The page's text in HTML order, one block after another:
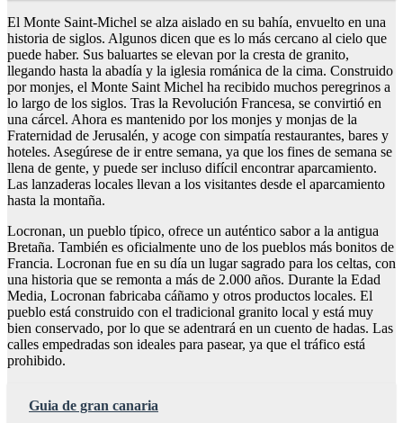
El Monte Saint-Michel se alza aislado en su bahía, envuelto en una
historia de siglos. Algunos dicen que es lo más cercano al cielo que
puede haber. Sus baluartes se elevan por la cresta de granito,
llegando hasta la abadía y la iglesia románica de la cima. Construido
por monjes, el Monte Saint Michel ha recibido muchos peregrinos a
lo largo de los siglos. Tras la Revolución Francesa, se convirtió en
una cárcel. Ahora es mantenido por los monjes y monjas de la
Fraternidad de Jerusalén, y acoge con simpatía restaurantes, bares y
hoteles. Asegúrese de ir entre semana, ya que los fines de semana se
llena de gente, y puede ser incluso difícil encontrar aparcamiento.
Las lanzaderas locales llevan a los visitantes desde el aparcamiento
hasta la montaña.
Locronan, un pueblo típico, ofrece un auténtico sabor a la antigua
Bretaña. También es oficialmente uno de los pueblos más bonitos de
Francia. Locronan fue en su día un lugar sagrado para los celtas, con
una historia que se remonta a más de 2.000 años. Durante la Edad
Media, Locronan fabricaba cáñamo y otros productos locales. El
pueblo está construido con el tradicional granito local y está muy
bien conservado, por lo que se adentrará en un cuento de hadas. Las
calles empedradas son ideales para pasear, ya que el tráfico está
prohibido.
Guia de gran canaria